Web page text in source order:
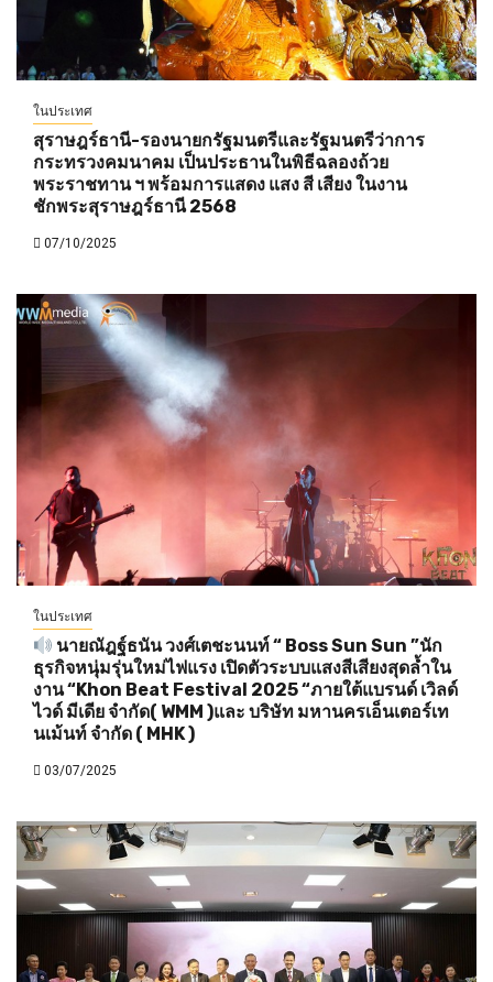
ในประเทศ
สุราษฎร์ธานี-รองนายกรัฐมนตรีและรัฐมนตรีว่าการ
กระทรวงคมนาคม เป็นประธานในพิธีฉลองถ้วย
พระราชทาน ฯ พร้อมการแสดง แสง สี เสียง ในงาน
ชักพระสุราษฎร์ธานี 2568
07/10/2025
ในประเทศ
นายณัฎฐ์ธนัน วงศ์เตชะนนท์ “ Boss Sun Sun ”นัก
ธุรกิจหนุ่มรุ่นใหม่ไฟแรง เปิดตัวระบบแสงสีเสียงสุดล้ำใน
งาน “Khon Beat Festival 2025 “ภายใต้แบรนด์ เวิลด์
ไวด์ มีเดีย จำกัด( WMM )และ บริษัท มหานครเอ็นเตอร์เท
นเม้นท์ จำกัด ( MHK )
03/07/2025